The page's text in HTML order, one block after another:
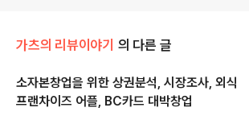
가츠의 리뷰이야기 의 다른 글
소자본창업을 위한 상권분석, 시장조사, 외식
프랜차이즈 어플, BC카드 대박창업